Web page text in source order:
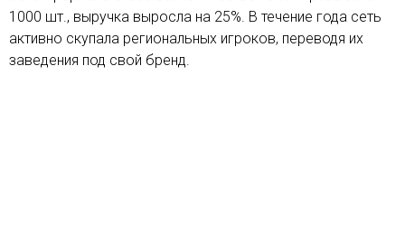
1000 шт., выручка выросла на 25%. В течение года сеть
активно скупала региональных игроков, переводя их
заведения под свой бренд.